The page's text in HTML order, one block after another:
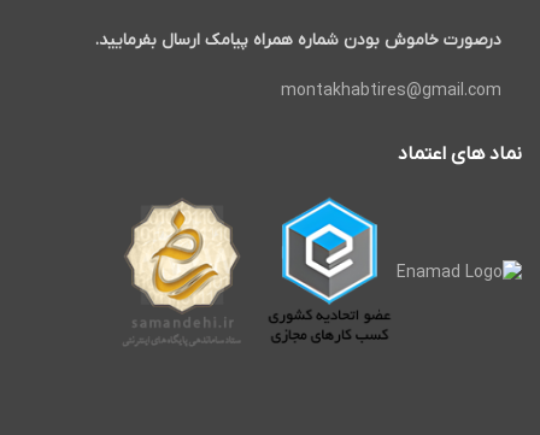
درصورت خاموش بودن شماره همراه پیامک ارسال بفرمایید.
montakhabtires@gmail.com
نماد های اعتماد